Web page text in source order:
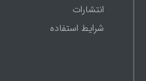
انتشارات
شرایط استفاده